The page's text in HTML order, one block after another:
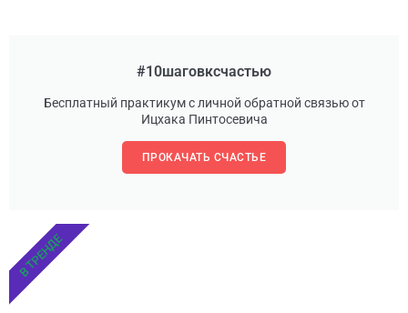
#10шаговксчастью
Бесплатный практикум с личной обратной связью от
Ицхака Пинтосевича
ПРОКАЧАТЬ СЧАСТЬЕ
В ТРЕНДЕ